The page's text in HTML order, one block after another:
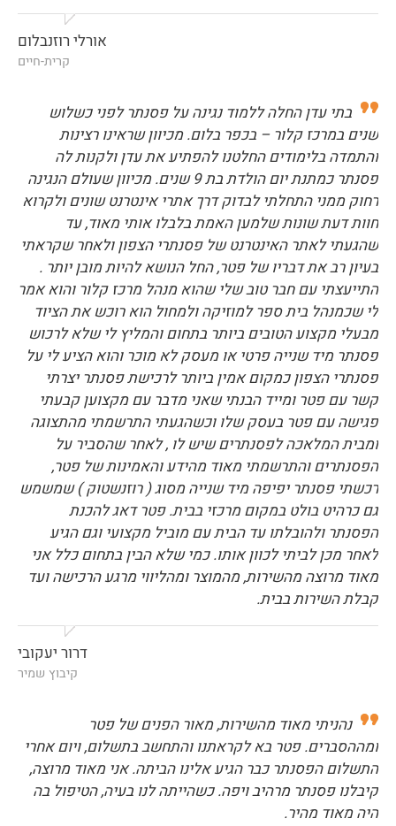
אורלי רוזנבלום
קרית-חיים
בתי עדן החלה ללמוד נגינה על פסנתר לפני כשלוש
שנים במרכז קלור – בכפר בלום. מכיוון שראינו רצינות
והתמדה בלימודים החלטנו להפתיע את עדן ולקנות לה
פסנתר כמתנת יום הולדת בת 9 שנים. מכיוון שעולם הנגינה
רחוק ממני התחלתי לבדוק דרך אתרי אינטרנט שונים ולקרוא
חוות דעת שונות שלמען האמת בלבלו אותי מאוד, עד
שהגעתי לאתר האינטרנט של פסנתרי הצפון ולאחר שקראתי
בעיון רב את דבריו של פטר, החל הנושא להיות מובן יותר .
התייעצתי עם חבר טוב שלי שהוא מנהל מרכז קלור והוא אמר
לי שכמנהל בית ספר למוזיקה ולמחול הוא רוכש את הציוד
מבעלי מקצוע הטובים ביותר בתחום והמליץ לי שלא לרכוש
פסנתר מיד שנייה פרטי או מעסק לא מוכר והוא הציע לי על
פסנתרי הצפון כמקום אמין ביותר לרכישת פסנתר יצרתי
קשר עם פטר ומייד הבנתי שאני מדבר עם מקצוען קבעתי
פגישה עם פטר בעסק שלו וכשהגעתי התרשמתי מהתצוגה
ומבית המלאכה לפסנתרים שיש לו , לאחר שהסביר על
הפסנתרים והתרשמתי מאוד מהידע והאמינות של פטר,
רכשתי פסנתר יפיפה מיד שנייה מסוג ( רוזנשטוק ) שמשמש
גם כרהיט בולט במקום מרכזי בבית. פטר דאג להכנת
הפסנתר ולהובלתו עד הבית עם מוביל מקצועי וגם הגיע
לאחר מכן לביתי לכוון אותו. כמי שלא הבין בתחום כלל אני
מאוד מרוצה מהשירות, מהמוצר ומהליווי מרגע הרכישה ועד
קבלת השירות בבית.
דרור יעקובי
קיבוץ שמיר
נהניתי מאוד מהשירות, מאור הפנים של פטר
ומההסברים. פטר בא לקראתנו והתחשב בתשלום, ויום אחרי
התשלום הפסנתר כבר הגיע אלינו הביתה. אני מאוד מרוצה,
קיבלנו פסנתר מרהיב ויפה. כשהייתה לנו בעיה, הטיפול בה
היה מאוד מהיר.